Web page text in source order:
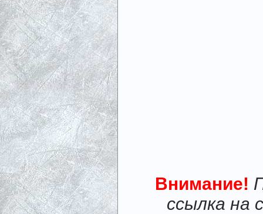
Внимание!
ссылка на